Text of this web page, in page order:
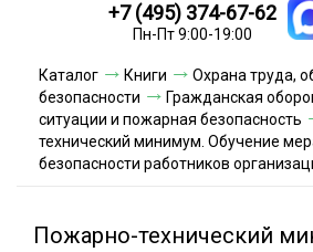
Новинки
Условия
Условия
Контакты
+7 (495) 374-67-62
Пн-Пт 9:00-19:00
Каталог Книги
Охрана труда,
безопасности
Гражданская
ситуации и пожарная безопасность
технический минимум. Обучение
безопасности работников
Пожарно-технический